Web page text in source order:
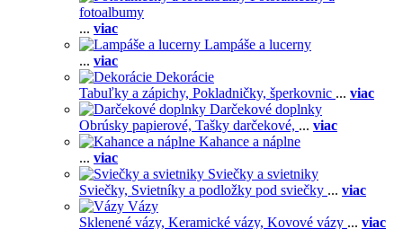
fotoalbumy
... viac
Lampáše a lucerny
... viac
Dekorácie
Tabuľky a zápichy, Pokladničky, šperkovnic ... viac
Darčekové doplnky
Obrúsky papierové, Tašky darčekové, ... viac
Kahance a náplne
... viac
Sviečky a svietniky
Sviečky, Svietníky a podložky pod sviečky ... viac
Vázy
Sklenené vázy, Keramické vázy, Kovové vázy ... viac